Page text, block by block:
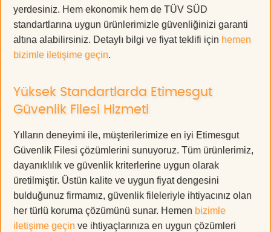
yerdesiniz. Hem ekonomik hem de TÜV SÜD
standartlarına uygun ürünlerimizle güvenliğinizi garanti
altına alabilirsiniz. Detaylı bilgi ve fiyat teklifi için hemen
bizimle iletişime geçin.
Yüksek Standartlarda Etimesgut
Güvenlik Filesi Hizmeti
Yılların deneyimi ile, müşterilerimize en iyi Etimesgut
Güvenlik Filesi çözümlerini sunuyoruz. Tüm ürünlerimiz,
dayanıklılık ve güvenlik kriterlerine uygun olarak
üretilmiştir. Üstün kalite ve uygun fiyat dengesini
bulduğunuz firmamız, güvenlik fileleriyle ihtiyacınız olan
her türlü koruma çözümünü sunar. Hemen bizimle
iletişime geçin ve ihtiyaçlarınıza en uygun çözümleri